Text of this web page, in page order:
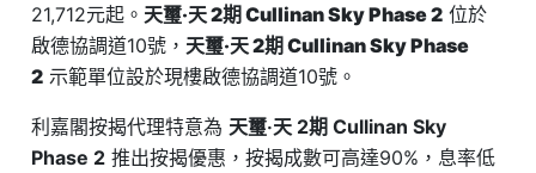
21,712元起。 天璽‧天 2期 Cullinan Sky Phase 2 位於
啟德協調道10號， 天璽‧天 2期 Cullinan Sky Phase
2 示範單位設於現樓啟德協調道10號。
利嘉閣按揭代理特意為 天璽‧天 2期 Cullinan Sky
Phase 2 推出按揭優惠，按揭成數可高達90%，息率低